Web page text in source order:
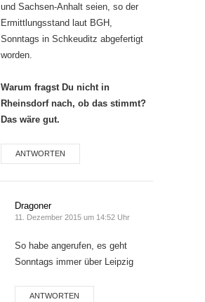
und Sachsen-Anhalt seien, so der
Ermittlungsstand laut BGH,
Sonntags in Schkeuditz abgefertigt
worden.
Warum fragst Du nicht in
Rheinsdorf nach, ob das stimmt?
Das wäre gut.
ANTWORTEN
Dragoner
11. Dezember 2015 um 14:52 Uhr
So habe angerufen, es geht
Sonntags immer über Leipzig
ANTWORTEN